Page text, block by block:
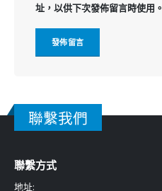
址，以供下次發佈留言時使用。
聯繫我們
聯繫方式
地址: